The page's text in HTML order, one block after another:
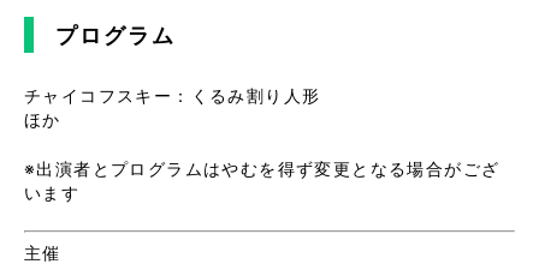
プログラム
チャイコフスキー：くるみ割り人形
ほか
※出演者とプログラムはやむを得ず変更となる場合がござ
います
主催